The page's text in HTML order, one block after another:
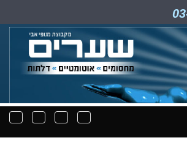
תפריט
יצירת
תפריט
חיפוש
ניווט
קבצים